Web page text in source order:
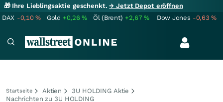
🎁 Ihre Lieblingsaktie geschenkt.→ Jetzt Depot eröffnen
DAX -0,10% Gold +0,26% Öl (Brent) +2,67% Dow Jones -0,63%
Startseite Aktien
3U HOLDING Aktie
Nachrichten zu 3U HOLDING